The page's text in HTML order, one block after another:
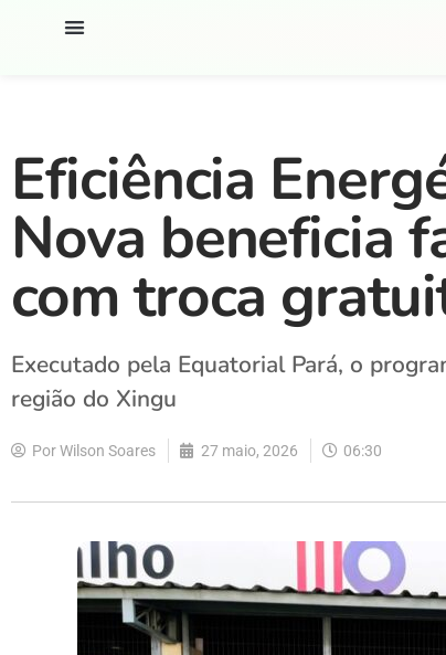
Eficiência
Nova beneficia
com troca
Executado pela Equatorial Pará, o
região do Xingu
PorWilson Soares 27 maio, 2026 06:30